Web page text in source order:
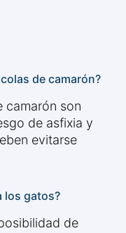
de camarón?
camarón son
de asfixia y
evitarse
los gatos?
de